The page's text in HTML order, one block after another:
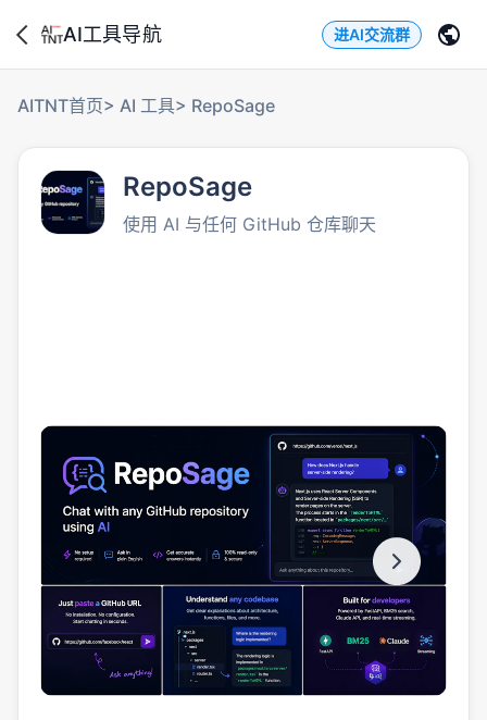
AI工具导航 进AI交流群
AITNT首页> AI 工具> RepoSage
RepoSage
使用 AI 与任何 GitHub 仓库聊天